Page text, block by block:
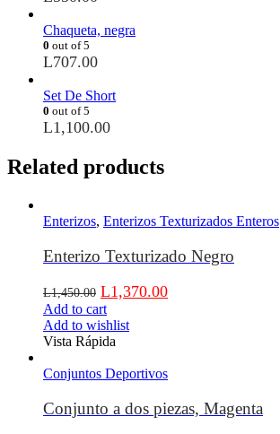
Chaqueta, negra
0 out of 5
L707.00
Set De Short
0 out of 5
L1,100.00
Related products
Enterizos, Enterizos Texturizados Enteros
Enterizo Texturizado Negro
L1,450.00 L1,370.00
Add to cart
Add to wishlist
Vista Rápida
Conjuntos Deportivos
Conjunto a dos piezas, Magenta